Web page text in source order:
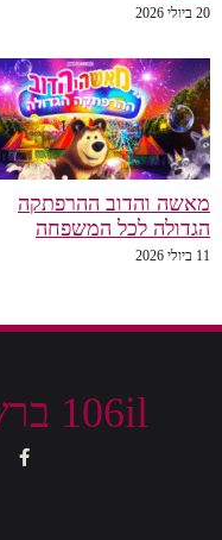
20 ביולי 2026
מאשה והדוב ההרפתקה
הגדולה לכל המשפחה
11 ביולי 2026
106il ברשתות חברתיות